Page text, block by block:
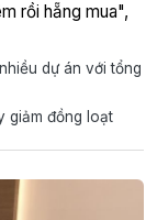
rồi hẵng mua",
dự án với tổng
giảm đồng loạt